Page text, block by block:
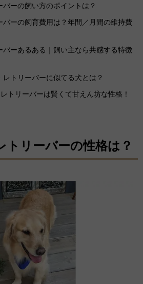
ーの飼い方のポイントは？
バーの飼育費用は？年間／月間の維持費
バーあるある｜飼い主なら共感する特徴
トリーバーに似てる犬とは？
トリーバーは賢くて甘えん坊な性格！
トリーバーの性格は？